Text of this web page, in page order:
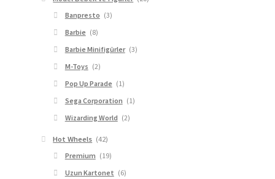
Banpresto (3)
Barbie (8)
Barbie Minifigürler (3)
M-Toys (2)
Pop Up Parade (1)
Sega Corporation (1)
Wizarding World (2)
Hot Wheels (42)
Premium (19)
Uzun Kartonet (6)